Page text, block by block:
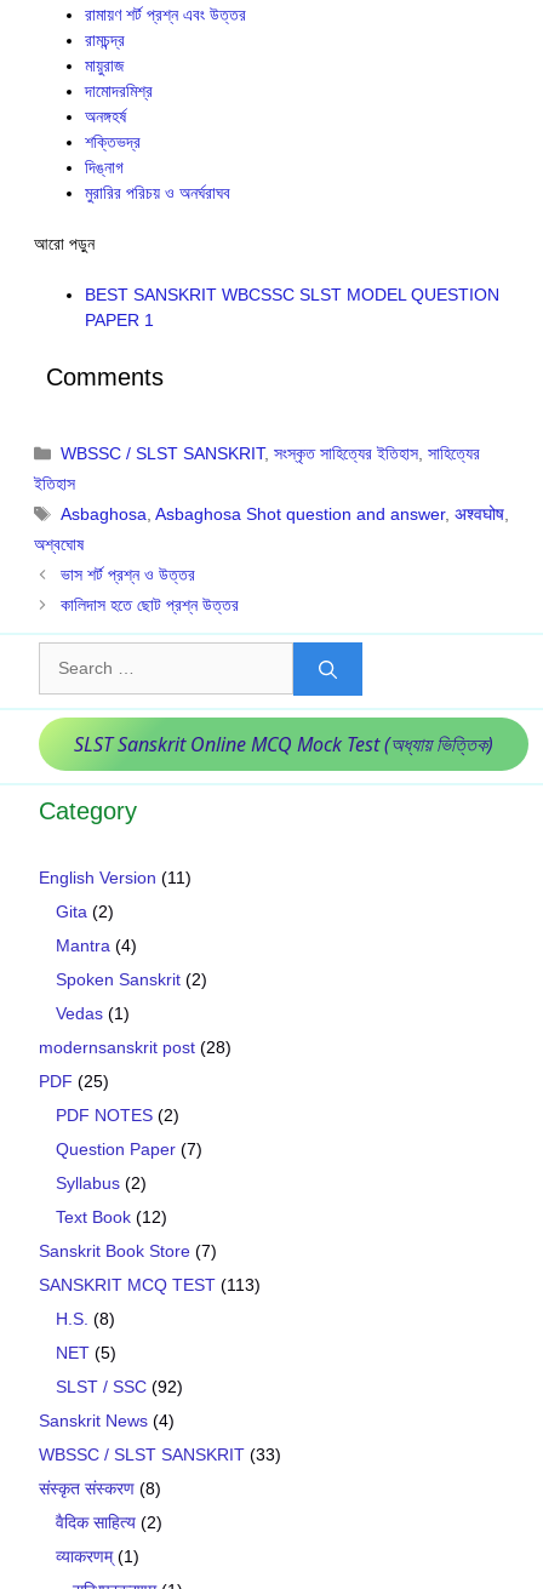
রামায়ণ শর্ট প্রশ্ন এবং উত্তর
রামচন্দ্র
মায়ুরাজ
দামোদরমিশ্র
অনঙ্গহর্ষ
শক্তিভদ্র
দিঙ্নাগ
মুরারির পরিচয় ও অনর্ঘরাঘব
আরো পড়ুন
BEST SANSKRIT WBCSSC SLST MODEL QUESTION
PAPER 1
Comments
Categories
WBSSC / SLST SANSKRIT,সংস্কৃত সাহিত্যের ইতিহাস,সাহিত্যের
ইতিহাস
Tags
Asbaghosa,Asbaghosa Shot question and answer,अश्वघोष,
অশ্বঘোষ
ভাস শর্ট প্রশ্ন ও উত্তর
কালিদাস হতে ছোট প্রশ্ন উত্তর
for:
SLST Sanskrit Online MCQ Mock Test (অধ্যায় ভিত্তিক)
Category
English Version (11)
Gita (2)
Mantra (4)
Spoken Sanskrit (2)
Vedas (1)
modernsanskrit post (28)
PDF (25)
PDF NOTES (2)
Question Paper (7)
Syllabus (2)
Text Book (12)
Sanskrit Book Store (7)
SANSKRIT MCQ TEST (113)
H.S. (8)
NET (5)
SLST / SSC (92)
Sanskrit News (4)
WBSSC / SLST SANSKRIT (33)
संस्कृत संस्करण (8)
वैदिक साहित्य (2)
व्याकरणम्(1)